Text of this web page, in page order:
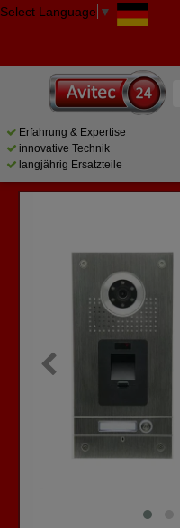
Select Language ▼
Erfahrung & Expertise
innovative Technik
langjährig Ersatzteile